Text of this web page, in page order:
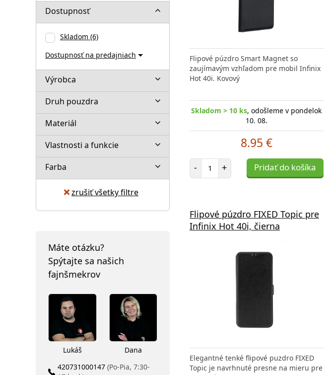
Dostupnosť
Skladom (6)
Dostupnosť na predajniach
Výrobca
Druh pouzdra
Materiál
Vlastnosti a funkcie
Farba
zrušiť všetky filtre
Máte otázku?
Spýtajte sa našich
fajnšmekrov
Lukáš
Dana
420731000147 (Po-Pia, 7:30-
Flipové púzdro Smart Magnet so
zaujímavým vzhľadom pre mobil Infinix
Hot 40i. Kovový
Skladom > 10 ks, odošleme v pondelok
10. 08.
8.95 €
- Počet položiek
+ Pridať do košíka
Flipové púzdro FIXED Topic pre
Infinix Hot 40i, čierna
Elegantné tenké flipové puzdro FIXED
Topic je navrhnuté presne na mieru pre